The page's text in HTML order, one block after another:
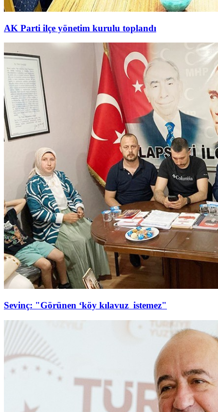
AK Parti ilçe yönetim kurulu toplandı
Sevinç: "Görünen ‘köy kılavuz istemez"